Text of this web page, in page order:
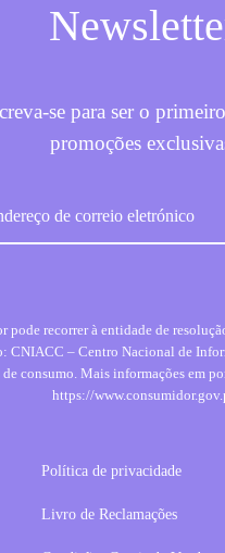
se para ser o
promoções
pode recorrer à entidade de
CNIACC – Centro Nacional de
consumo. Mais informações em
https://
Política de privacidade
Livro de Reclamações